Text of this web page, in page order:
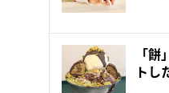
「
トし